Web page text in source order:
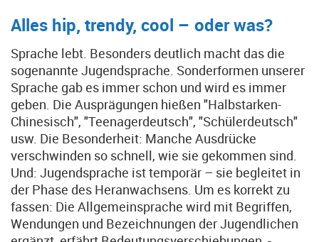
Alles hip, trendy, cool – oder was?
Sprache lebt. Besonders deutlich macht das die
sogenannte Jugendsprache. Sonderformen unserer
Sprache gab es immer schon und wird es immer
geben. Die Ausprägungen hießen "Halbstarken-
Chinesisch", "Teenagerdeutsch", "Schülerdeutsch"
usw. Die Besonderheit: Manche Ausdrücke
verschwinden so schnell, wie sie gekommen sind.
Und: Jugendsprache ist temporär – sie begleitet in
der Phase des Heranwachsens. Um es korrekt zu
fassen: Die Allgemeinsprache wird mit Begriffen,
Wendungen und Bezeichnungen der Jugendlichen